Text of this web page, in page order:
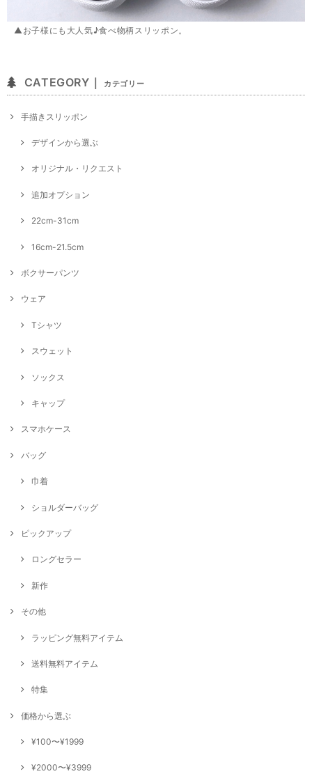
▲お子様にも大人気♪食べ物柄スリッポン。
CATEGORY｜ カテゴリー
手描きスリッポン
デザインから選ぶ
オリジナル・リクエスト
追加オプション
22cm-31cm
16cm-21.5cm
ボクサーパンツ
ウェア
Tシャツ
スウェット
ソックス
キャップ
スマホケース
バッグ
巾着
ショルダーバッグ
ピックアップ
ロングセラー
新作
その他
ラッピング無料アイテム
送料無料アイテム
特集
価格から選ぶ
¥100〜¥1999
¥2000〜¥3999